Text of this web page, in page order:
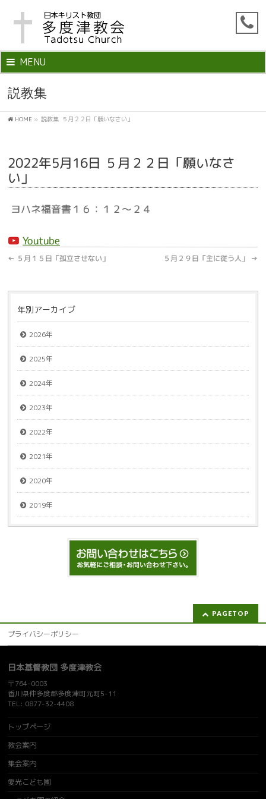
MENU
説教集
HOME » 説教集 ５月２２日「願いなさい」
2022年5月16日 ５月２２日「願いなさ
い」
ヨハネ福音書１６：１２～２４
Youtube
← ５月１５日「孤立させない」 ５月２９日「主に従う人」 →
年別アーカイブ
2026年
2025年
2024年
2023年
2022年
2021年
2020年
2019年
PAGETOP
プライバシーポリシー
日本基督教団 多度津教会
〒764-0003
香川県仲多度郡多度津町元町5-11
TEL: 0877-32-4408
トップページ
教会案内
集会案内
愛光こども園